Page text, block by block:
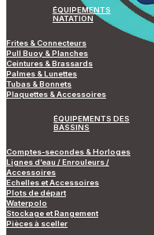
ÉQUIPEMENTS
NATATION
Frites & Connecteurs
Pull Buoy & Planches
Ceintures & Brassards
Palmes & Lunettes
Tubas & Bonnets
Plaquettes & Accessoires
ÉQUIPEMENTS DES
BASSINS
Comptes-secondes & Horloges
Lignes d’eau / Enrouleurs /
Accessoires
Echelles et Accessoires
Plots de départ
Waterpolo
Stockage et Rangement
Pièces à sceller